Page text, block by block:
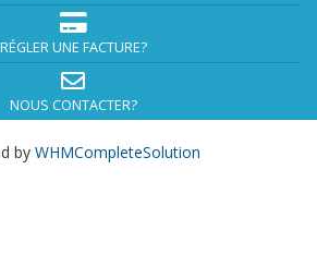
RÉGLER UNE FACTURE?
NOUS CONTACTER?
by WHMCompleteSolution